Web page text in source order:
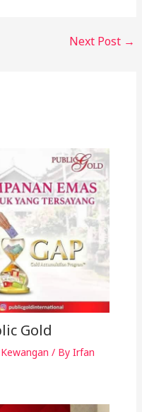
Next Post →
Gold
/ By Irfan